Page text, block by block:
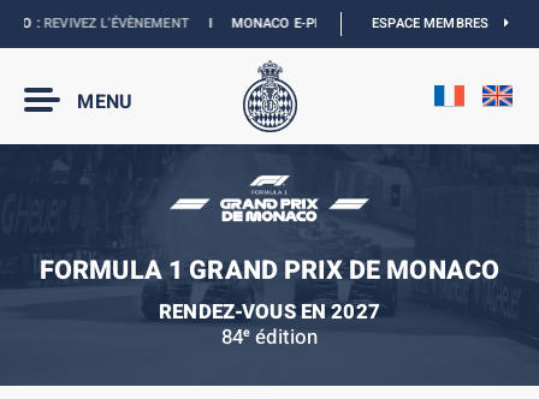
REVIVEZ L’ÉVÈNEMENTI MONACO E-PRIX 2027 : NOUVELLES DATESI
ESPACE MEMBRES
MENU
FORMULA 1 GRAND PRIX DE MONACO
RENDEZ-VOUS EN 2027
84e édition